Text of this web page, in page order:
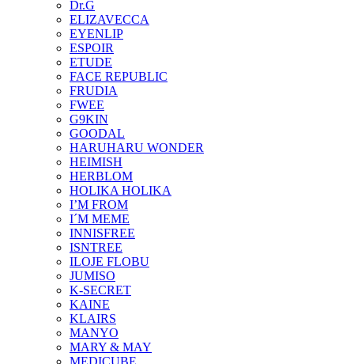
Dr.G
ELIZAVECCA
EYENLIP
ESPOIR
ETUDE
FACE REPUBLIC
FRUDIA
FWEE
G9KIN
GOODAL
HARUHARU WONDER
HEIMISH
HERBLOM
HOLIKA HOLIKA
I’M FROM
I´M MEME
INNISFREE
ISNTREE
ILOJE FLOBU
JUMISO
K-SECRET
KAINE
KLAIRS
MANYO
MARY & MAY
MEDICUBE